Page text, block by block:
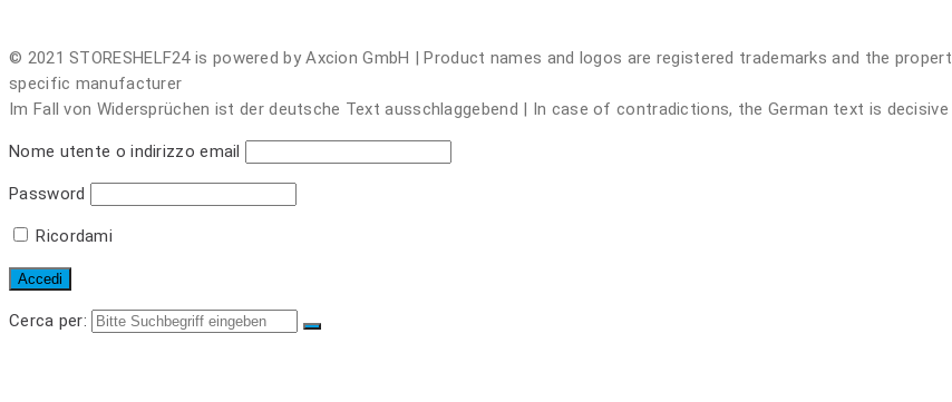
© 2021 STORESHELF24 is powered by Axcion GmbH | Product names and logos are registered trademarks and the
specific manufacturer
Im Fall von Widersprüchen ist der deutsche Text ausschlaggebend | In case of contradictions, the German text is
Nome utente o indirizzo email
Password
Ricordami
Cerca per: